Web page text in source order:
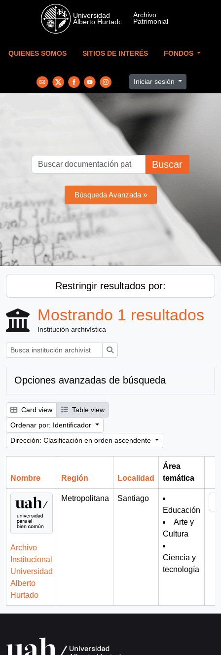
Skip to main content
QUIENES SOMOS SITIOS DE INTERÉS FONDOS
Iniciar sesión
Buscar
Búsqueda Avanzada »
Restringir resultados por:
Mostrando 1 resultados
Institución archivística
Opciones avanzadas de búsqueda
Card view
Table view
Ordenar por: Identificador
Dirección: Clasificación en orden ascendente
Nombre Región Localidad
Área
temática
Archivo
Institucional
Universidad
Alberto
Hurtado
Metropolitana
Santiago
Educación
Arte y
Cultura
Ciencia y
tecnología